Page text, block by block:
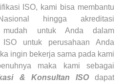
ISO, kami bisa membantu
hingga akreditasi
mudah untuk Anda dalam
ISO untuk perusahaan Anda
ingin bekerja sama pada kami
maka kami sebagai
& Konsultan ISO
dapat